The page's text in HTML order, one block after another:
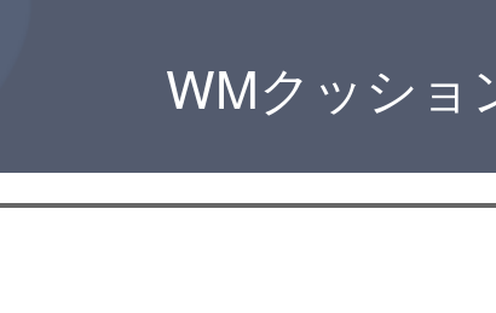
WMクッショ